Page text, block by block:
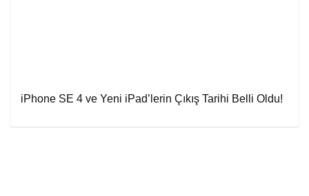
iPhone SE 4 ve Yeni iPad’lerin Çıkış Tarihi Belli Oldu!